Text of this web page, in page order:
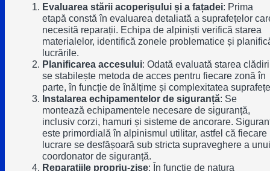
Evaluarea stării acoperișului și a fațadei: Prima
etapă constă în evaluarea detaliată a suprafețelor
necesită reparații. Echipa de alpiniști verifică starea
materialelor, identifică zonele problematice și
lucrările.
Planificarea accesului: Odată evaluată starea
se stabilește metoda de acces pentru fiecare zonă în
parte, în funcție de înălțime și complexitatea
Instalarea echipamentelor de siguranță: Se
montează echipamentele necesare de siguranță,
inclusiv corzi, hamuri și sisteme de ancorare.
este primordială în alpinismul utilitar, astfel că fiecare
lucrare se desfășoară sub stricta supraveghere a unui
coordonator de siguranță.
Reparațiile propriu-zise: În funcție de natura